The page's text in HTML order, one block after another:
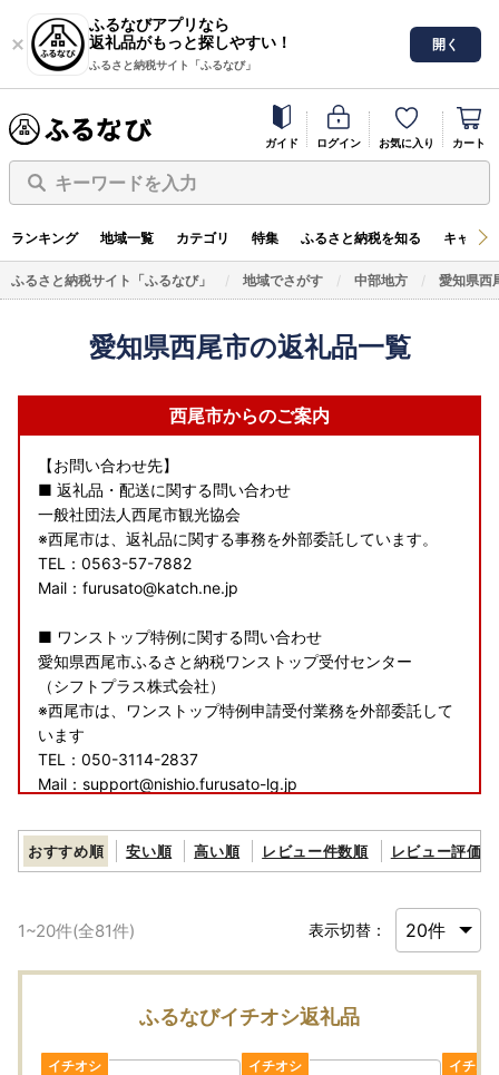
ふるなびアプリなら
返礼品がもっと探しやすい！
ふるさと納税サイト「ふるなび」
開く
ガイド ログイン お気に入り カート
キーワードを入力
ランキング 地域一覧 カテゴリ 特集 ふるさと納税を知る キャン
ふるさと納税サイト「ふるなび」 地域でさがす 中部地方 愛知県西
愛知県西尾市の返礼品一覧
西尾市からのご案内
【お問い合わせ先】
■ 返礼品・配送に関する問い合わせ
一般社団法人西尾市観光協会
※西尾市は、返礼品に関する事務を外部委託しています。
TEL：0563-57-7882
Mail：furusato@katch.ne.jp
■ ワンストップ特例に関する問い合わせ
愛知県西尾市ふるさと納税ワンストップ受付センター
（シフトプラス株式会社）
※西尾市は、ワンストップ特例申請受付業務を外部委託して
います
TEL：050-3114-2837
Mail：support@nishio.furusato-lg.jp
■ その他に関する問い合わせ
西尾市総合政策部秘書政策課
おすすめ順 安い順 高い順 レビュー件数順 レビュー評価順
1~20件(全81件) 表示切替：
ふるなびイチオシ返礼品